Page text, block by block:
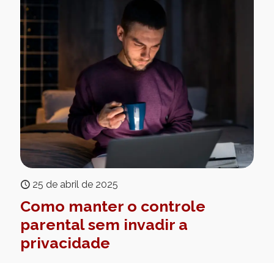
25 de abril de 2025
Como manter o controle
parental sem invadir a
privacidade